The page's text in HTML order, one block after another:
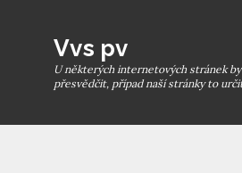
Vvs pv
U některých internetových stránek
přesvědčit, případ naší stránky to